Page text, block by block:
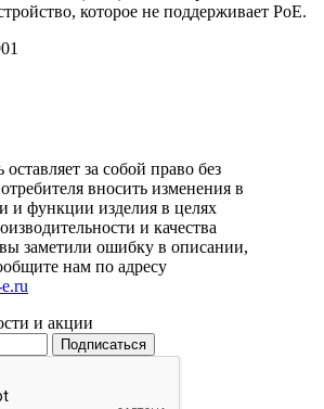
которое не поддерживает PoE.
за собой право без
вносить изменения в
и функции изделия в целях
и качества
заметили ошибку в описании,
нам по адресу
и акции
Подписаться